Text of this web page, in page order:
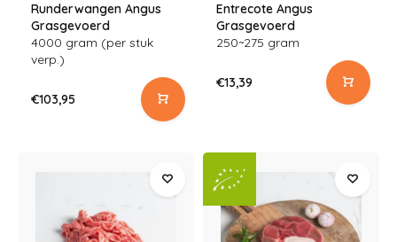
Runderwangen Angus
Grasgevoerd
4000 gram (per stuk
verp.)
€103,95
Entrecote Angus
Grasgevoerd
250~275 gram
€13,39